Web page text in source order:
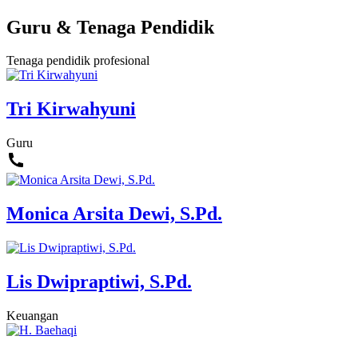
Guru & Tenaga Pendidik
Tenaga pendidik profesional
Tri Kirwahyuni
Guru
Monica Arsita Dewi, S.Pd.
Lis Dwipraptiwi, S.Pd.
Keuangan